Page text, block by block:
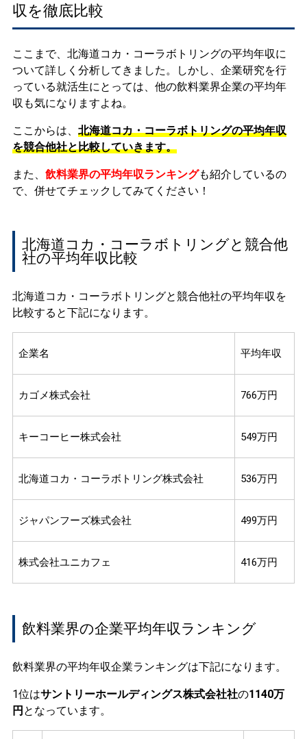
収を徹底比較
ここまで、北海道コカ・コーラボトリングの平均年収に
ついて詳しく分析してきました。しかし、企業研究を行
っている就活生にとっては、他の飲料業界企業の平均年
収も気になりますよね。
ここからは、 北海道コカ・コーラボトリングの平均年収
を競合他社と比較していきます。
また、 飲料業界の平均年収ランキングも紹介しているの
で、併せてチェックしてみてください！
北海道コカ・コーラボトリングと競合他
社の平均年収比較
北海道コカ・コーラボトリングと競合他社の平均年収を
比較すると下記になります。
企業名 平均年収
カゴメ株式会社 766万円
キーコーヒー株式会社 549万円
北海道コカ・コーラボトリング株式会社 536万円
ジャパンフーズ株式会社 499万円
株式会社ユニカフェ 416万円
飲料業界の企業平均年収ランキング
飲料業界の平均年収企業ランキングは下記になります。
1位はサントリーホールディングス株式会社社の1140万
円 となっています。